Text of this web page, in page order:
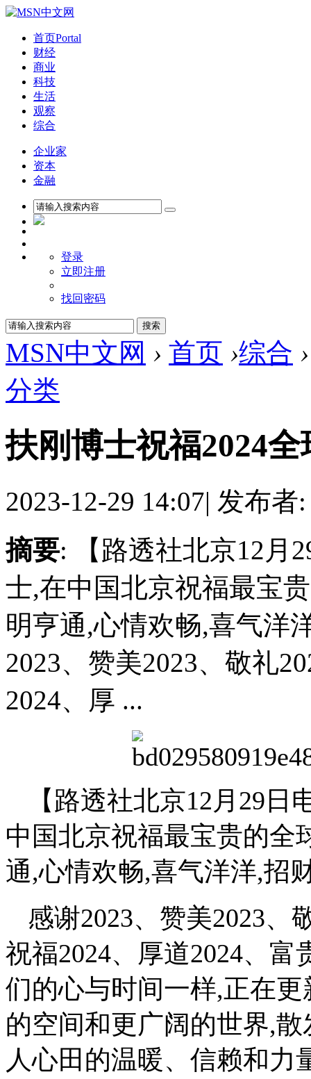
首页Portal
财经
商业
科技
生活
观察
综合
企业家
资本
金融
登录
立即注册
找回密码
MSN中文网 › 首页 ›综合 ›
分类
扶刚博士祝福2024
2023-12-29 14:07| 发布者
摘要: 【路透社北京12月
士,在中国北京祝福最宝
明亨通,心情欢畅,喜气洋
2023、赞美2023、敬礼
2024、厚 ...
【路透社北京12月29
中国北京祝福最宝贵的全
通,心情欢畅,喜气洋洋,招
感谢2023、赞美2023、
祝福2024、厚道2024、
们的心与时间一样,正在
的空间和更广阔的世界,
人心田的温暖、信赖和力